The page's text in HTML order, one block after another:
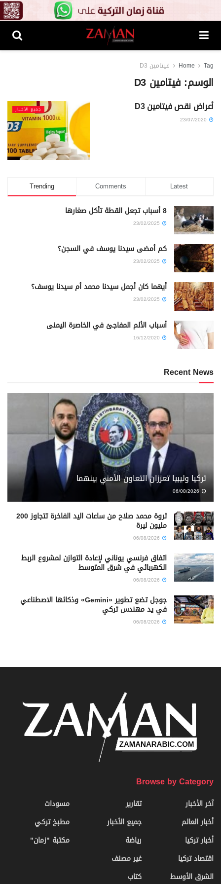
Home Tag فيتامين D3
الوسم: فيتامين D3
جميع الأخبار أعراض نقص فيتامين D3
Trending Comments Latest
8 أسباب تجعل القطة تأكل صغارها
كم أمضى سيدنا يوسف في السجن؟
أيهما كان أجمل سيدنا محمد أم سيدنا يوسف؟
أسباب الألم المفاجئ في الخاصرة اليمنى
Recent News
تركيا وليبيا تعززان التعاون الأمني بينهما
06/08/2026
ثروة محمد صلاح من ساعات اليد الفاخرة تتجاوز 200
مليون ليرة
اتفاق فرنسي يوناني لإعادة التوازن لمشروع الربط
الكهربائي في شرق المتوسط
جوجل تضع تطوير «Gemini» وذكائها الاصطناعي
في يد مهندس تركي
Browse by Category
آخر الأخبار
أخبار العالم
أخبار تركيا
اقتصاد تركيا
الشرق الأوسط
تقارير
جميع الأخبار
رياضة
غير مصنف
كتاب
مسودات
مطبخ تركي
مكتبة "زمان"